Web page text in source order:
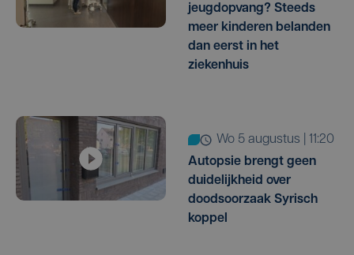
jeugdopvang? Steeds
meer kinderen belanden
dan eerst in het
ziekenhuis
wo 5 augustus | 11:20
Autopsie brengt geen
duidelijkheid over
doodsoorzaak Syrisch
koppel